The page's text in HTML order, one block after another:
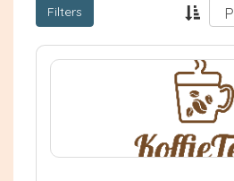
Filters